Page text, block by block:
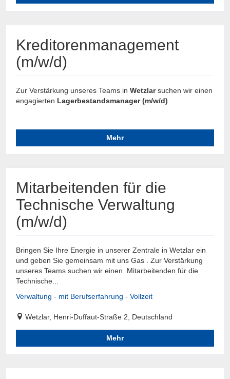
Kreditorenmanagement
(m/w/d)
Zur Verstärkung unseres Teams in Wetzlarsuchen wir einen
engagierten Lagerbestandsmanager (m/w/d)
Mehr
Mitarbeitenden für die
Technische Verwaltung
(m/w/d)
Bringen Sie Ihre Energie in unserer Zentrale in Wetzlar ein
und geben Sie gemeinsam mit uns Gas . Zur Verstärkung
unseres Teams suchen wir einen Mitarbeitenden für die
Technische...
Verwaltung - mit Berufserfahrung - Vollzeit
Wetzlar, Henri-Duffaut-Straße 2, Deutschland
Mehr